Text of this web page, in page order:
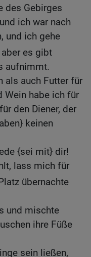
des Gebirges
ich war nach
und ich gehe
aber es gibt
aufnimmt.
als auch Futter für
Wein habe ich für
den Diener, der
keinen
{sei mit} dir!
lass mich für
übernachte
und mischte
ihre Füße
sein ließen,